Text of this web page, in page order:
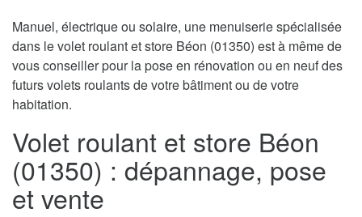
Manuel, électrique ou solaire, une menuiserie spécialisée
dans le volet roulant et store Béon (01350) est à même de
vous conseiller pour la pose en rénovation ou en neuf des
futurs volets roulants de votre bâtiment ou de votre
habitation.
Volet roulant et store Béon
(01350) : dépannage, pose
et vente